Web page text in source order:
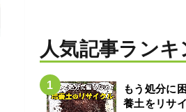
人気記事ランキ
もう処分に
養土をリサ